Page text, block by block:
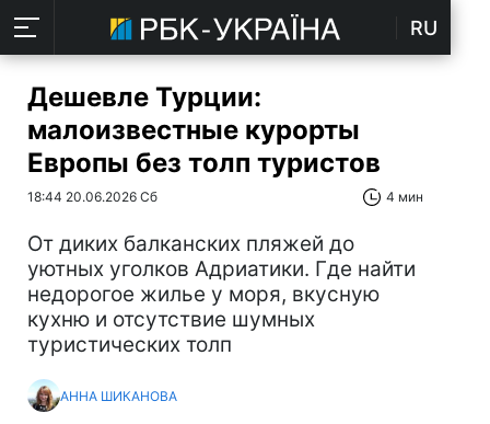
RU
Дешевле Турции:
малоизвестные курорты
Европы без толп туристов
18:44 20.06.2026 Сб 4 мин
От диких балканских пляжей до
уютных уголков Адриатики. Где найти
недорогое жилье у моря, вкусную
кухню и отсутствие шумных
туристических толп
АННА ШИКАНОВА